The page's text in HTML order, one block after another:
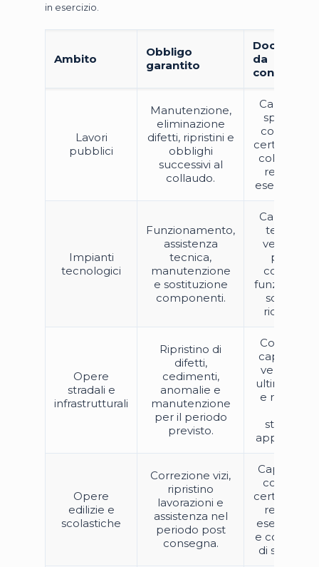
in esercizio.
Ambito
Obbligo
garantito
da
controllare
Lavori
pubblici
Manutenzione,
eliminazione
difetti, ripristini e
obblighi
successivi al
collaudo.
Capitolato
speciale,
contratto,
certificato
collaudo o
regolare
esecuzione.
Impianti
tecnologici
Funzionamento,
assistenza
tecnica,
manutenzione
e sostituzione
componenti.
Capitolato
tecnico,
verbali di
prova,
collaudo
funzionale
schema
richiesto.
Opere
stradali e
infrastrutturali
Ripristino di
difetti,
cedimenti,
anomalie e
manutenzione
per il periodo
previsto.
Contratto,
capitolato,
verbale di
ultimazione
e richiesta
stazione
appaltante.
Opere
edilizie e
scolastiche
Correzione vizi,
ripristino
lavorazioni e
assistenza nel
periodo post
consegna.
Capitolato,
collaudo,
certificato
regolare
esecuzione
e condizioni
di svincolo.